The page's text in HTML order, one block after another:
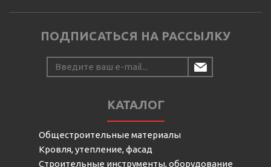
ПОДПИСАТЬСЯ НА РАССЫЛКУ
КАТАЛОГ
Общестроительные материалы
Кровля, утепление, фасад
Строительные инструменты, оборудование